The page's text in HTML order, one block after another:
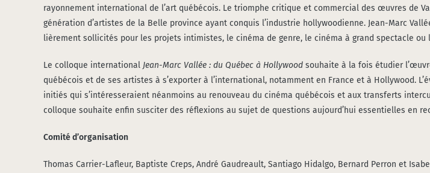
rayon­ne­ment inter­na­tio­nal de l’art qué­bé­cois. Le triomphe cri­tique et com­mer­cial des œuvres de
géné­ra­tion d’artistes de la Belle pro­vince ayant conquis l’industrie hol­ly­woo­dienne. Jean-Marc
liè­re­ment sol­li­ci­tés pour les pro­jets inti­mistes, le ciné­ma de genre, le ciné­ma à grand spec­tacle ou
Le col­loque inter­na­tio­nal Jean-Marc Val­lée : du Qué­bec à Hol­ly­wood sou­haite à la fois étu­dier
qué­bé­cois et de ses artistes à s’exporter à l’international, notam­ment en France et à Hol­ly­wood.
ini­tiés qui s’intéresseraient néan­moins au renou­veau du ciné­ma qué­bé­cois et aux trans­ferts
col­loque sou­haite enfin sus­ci­ter des réflexions au sujet de ques­tions aujourd’hui essen­tielles en
Comi­té d’organisation
Tho­mas Car­rier-Lafleur, Bap­tiste Creps, André Gau­dreault, San­tia­go Hidal­go, Ber­nard Per­ron et